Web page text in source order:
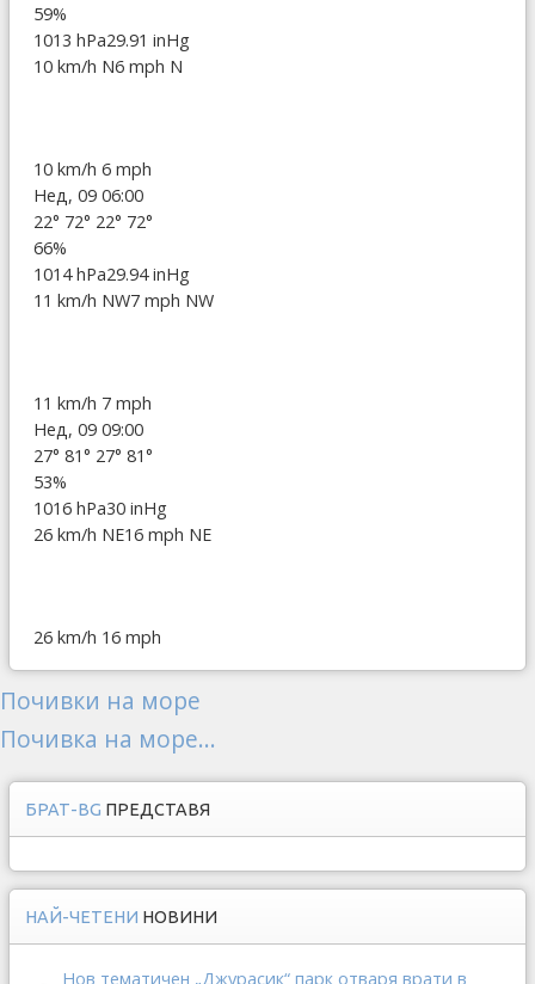
59%
1013 hPa29.91 inHg
10 km/h N6 mph N
10 km/h 6 mph
Нед, 09 06:00
22° 72° 22° 72°
66%
1014 hPa29.94 inHg
11 km/h NW7 mph NW
11 km/h 7 mph
Нед, 09 09:00
27° 81° 27° 81°
53%
1016 hPa30 inHg
26 km/h NE16 mph NE
26 km/h 16 mph
Почивки на море
Почивка на море...
БРАТ-BG ПРЕДСТАВЯ
НАЙ-ЧЕТЕНИ НОВИНИ
Нов тематичен „Джурасик“ парк отваря врати в